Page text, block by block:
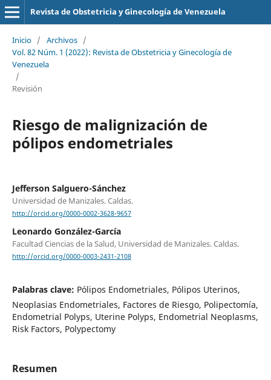
Revista de Obstetricia y Ginecología de Venezuela
Inicio / Archivos /
Vol. 82 Núm. 1 (2022): Revista de Obstetricia y Ginecología de
Venezuela
/
Revisión
Riesgo de malignización de
pólipos endometriales
Jefferson Salguero-Sánchez
Universidad de Manizales. Caldas.
http://orcid.org/0000-0002-3628-9657
Leonardo González-García
Facultad Ciencias de la Salud, Universidad de Manizales. Caldas.
http://orcid.org/0000-0003-2431-2108
Palabras clave: Pólipos Endometriales, Pólipos Uterinos,
Neoplasias Endometriales, Factores de Riesgo, Polipectomía,
Endometrial Polyps, Uterine Polyps, Endometrial Neoplasms,
Risk Factors, Polypectomy
Resumen